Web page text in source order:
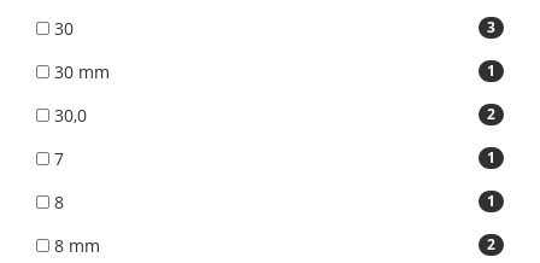
3
30
1
30 mm
2
30,0
1
7
1
8
2
8 mm